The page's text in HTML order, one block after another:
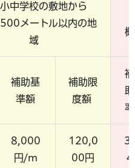
中学校の敷地から
メートル以内の地
域
補助基
準額
補助限
度額
補
助
率
8,000
円/m
120,0
00円
3/
4